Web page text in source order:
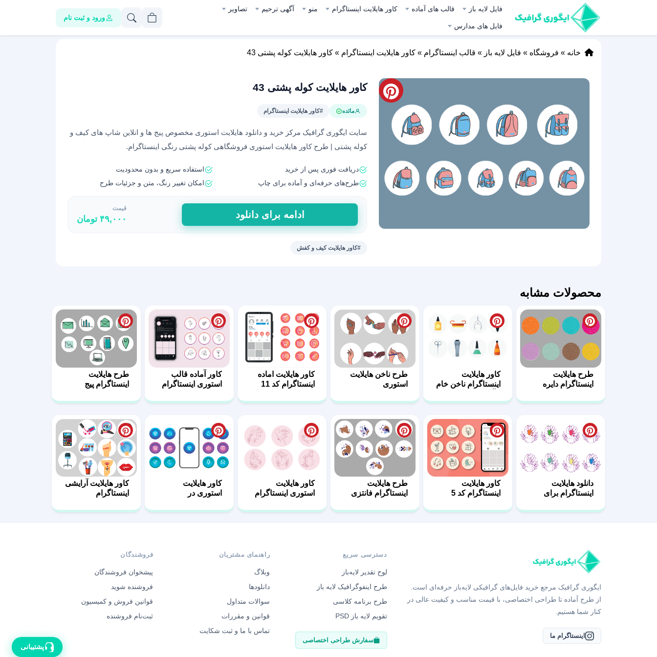
فایل لایه باز قالب های آماده کاور هایلایت اینستاگرام منو آگهی ترحیم تصاویر
فایل های مدارس
ورود و ثبت نام
خانه » فروشگاه » فایل لایه باز » قالب اینستاگرام » کاور هایلایت اینستاگرام » کاور هایلایت کوله پشتی 43
کاور هایلایت کوله پشتی 43
مائده #کاور هایلایت اینستاگرام
سایت ایگوری گرافیک مرکز خرید و دانلود هایلایت استوری مخصوص پیج ها و انلاین شاپ های کیف و
کوله پشتی | طرح کاور هایلایت استوری فروشگاهی کوله پشتی رنگی اینستاگرام.
دریافت فوری پس از خرید
استفاده سریع و بدون محدودیت
طرح‌های حرفه‌ای و آماده برای چاپ
امکان تغییر رنگ، متن و جزئیات طرح
کاور
هایلایت
کوله
پشتی
ادامه برای دانلود
قیمت
۴۹,۰۰۰ تومان
#کاور هایلایت کیف و کفش
محصولات مشابه
طرح هایلایت
اینستاگرام دایره
کاور هایلایت
اینستاگرام ناخن خام
طرح ناخن هایلایت
استوری
کاور هایلایت اماده
اینستاگرام کد 11
کاور آماده قالب
استوری اینستاگرام
طرح هایلایت
اینستاگرام پیج
دانلود هایلایت
اینستاگرام برای
کاور هایلایت
اینستاگرام کد 5
طرح هایلایت
اینستاگرام فانتزی
کاور هایلایت
استوری اینستاگرام
کاور هایلایت
استوری در
کاور هایلایت آرایشی
اینستاگرام
ایگوری گرافیک مرجع خرید فایل‌های گرافیکی لایه‌باز حرفه‌ای است.
از طرح آماده تا طراحی اختصاصی، با قیمت مناسب و کیفیت عالی در
کنار شما هستیم.
اینستاگرام ما
دسترسی سریع
لوح تقدیر لایه‌باز
طرح اینفوگرافیک لایه باز
طرح برنامه کلاسی
تقویم لایه باز PSD
سفارش طراحی اختصاصی
راهنمای مشتریان
وبلاگ
دانلودها
سوالات متداول
قوانین و مقررات
تماس با ما و ثبت شکایت
فروشندگان
پیشخوان فروشندگان
فروشنده شوید
قوانین فروش و کمیسیون
ثبت‌نام فروشنده
پشتیبانی